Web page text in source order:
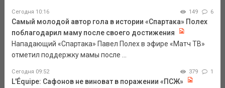
Сегодня 10:16 149 6
Самый молодой автор гола в истории «Спартака» Полех
поблагодарил маму после своего достижения
Нападающий «Спартака» Павел Полех в эфире «Матч ТВ»
отметил поддержку мамы после ...
Сегодня 09:52 379 1
L'Équipe: Сафонов не виноват в поражении «ПСЖ»